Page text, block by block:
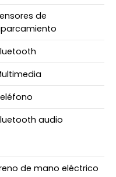
de
audio
de mano eléctrico